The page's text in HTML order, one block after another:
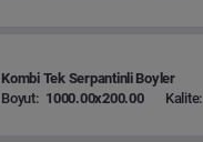
Kombi Tek Serpantinli Boyler
Boyut: 1000.00x200.00 Kalite: